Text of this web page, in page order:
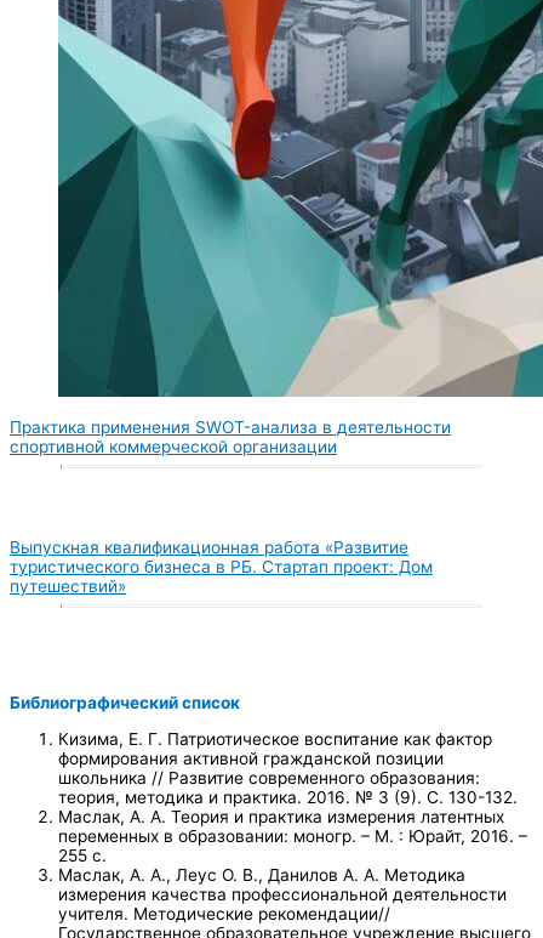
Практика применения SWOT-анализа в деятельности
спортивной коммерческой организации
Выпускная квалификационная работа «Развитие
туристического бизнеса в РБ. Стартап проект: Дом
путешествий»
Библиографический список
Кизима, Е. Г. Патриотическое воспитание как фактор
формирования активной гражданской позиции
школьника // Развитие современного образования:
теория, методика и практика. 2016. № 3 (9). С. 130-132.
Маслак, А. А. Теория и практика измерения латентных
переменных в образовании: моногр. – М. : Юрайт, 2016. –
255 с.
Маслак, А. А., Леус О. В., Данилов А. А. Методика
измерения качества профессиональной деятельности
учителя. Методические рекомендации//
Государственное образовательное учреждение высшего